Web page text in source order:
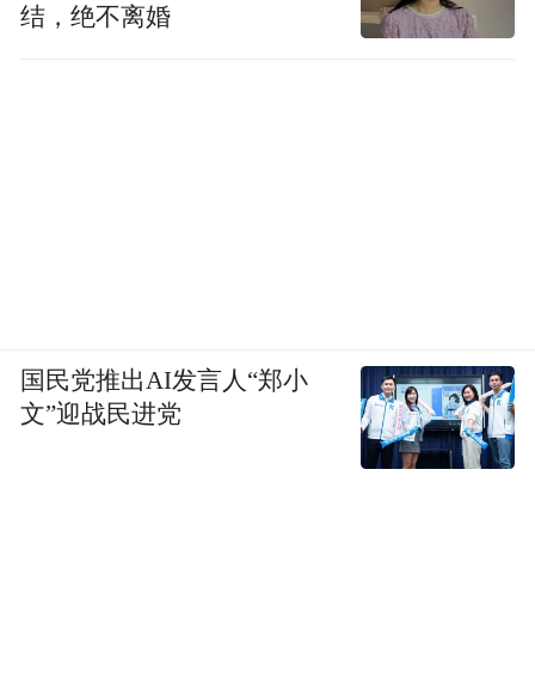
结，绝不离婚
国民党推出AI发言人“郑小
文”迎战民进党